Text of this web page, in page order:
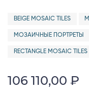
BEIGE MOSAIC TILES
МОЗАИЧНЫЕ ПОРТРЕТЫ
RECTANGLE MOSAIC TILES
106 110,00 ₽